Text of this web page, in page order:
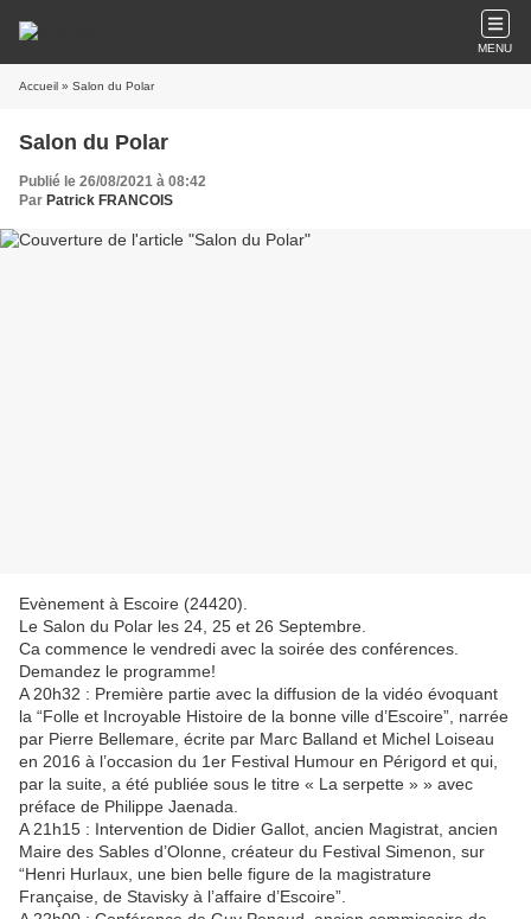
MENU
Accueil » Salon du Polar
Salon du Polar
Publié le 26/08/2021 à 08:42
Par Patrick FRANCOIS
Evènement à Escoire (24420).
Le Salon du Polar les 24, 25 et 26 Septembre.
Ca commence le vendredi avec la soirée des conférences.
Demandez le programme!
A 20h32 : Première partie avec la diffusion de la vidéo évoquant
la “Folle et Incroyable Histoire de la bonne ville d’Escoire”, narrée
par Pierre Bellemare, écrite par Marc Balland et Michel Loiseau
en 2016 à l’occasion du 1er Festival Humour en Périgord et qui,
par la suite, a été publiée sous le titre « La serpette » » avec
préface de Philippe Jaenada.
A 21h15 : Intervention de Didier Gallot, ancien Magistrat, ancien
Maire des Sables d’Olonne, créateur du Festival Simenon, sur
“Henri Hurlaux, une bien belle figure de la magistrature
Française, de Stavisky à l’affaire d’Escoire”.